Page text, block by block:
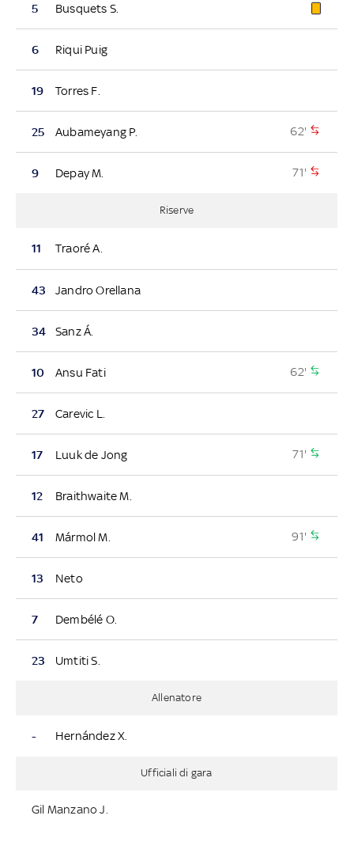
5 Busquets S.
6 Riqui Puig
19 Torres F.
25 Aubameyang P. 62'
9 Depay M. 71'
Riserve
11 Traoré A.
43 Jandro Orellana
34 Sanz Á.
10 Ansu Fati 62'
27 Carevic L.
17 Luuk de Jong 71'
12 Braithwaite M.
41 Mármol M. 91'
13 Neto
7 Dembélé O.
23 Umtiti S.
Allenatore
- Hernández X.
Ufficiali di gara
Gil Manzano J.